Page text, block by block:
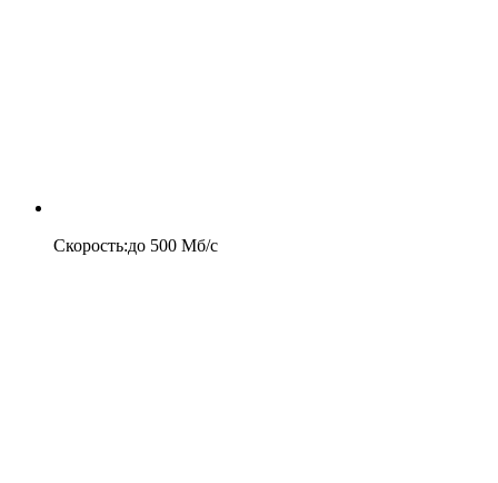
Скорость:до 500 Мб/c